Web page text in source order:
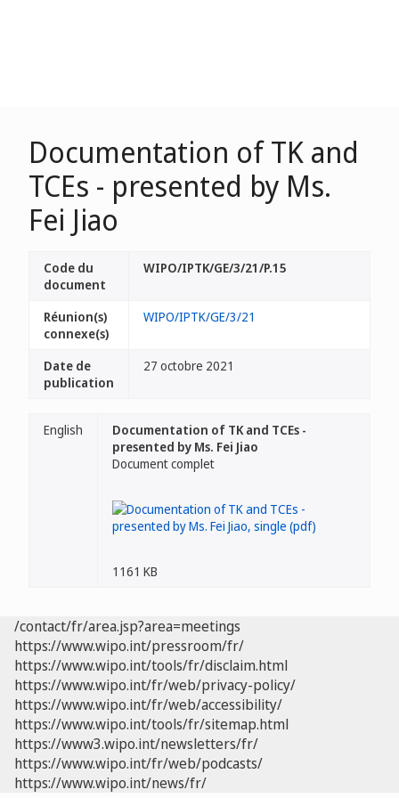
Documentation of TK and
TCEs - presented by Ms.
Fei Jiao
Code du
document
WIPO/IPTK/GE/3/21/P.15
Réunion(s)
connexe(s)
WIPO/IPTK/GE/3/21
Date de
publication
27 octobre 2021
English
Documentation of TK and TCEs -
presented by Ms. Fei Jiao
Document complet
1161 KB
/contact/fr/area.jsp?area=meetings
https://www.wipo.int/pressroom/fr/
https://www.wipo.int/tools/fr/disclaim.html
https://www.wipo.int/fr/web/privacy-policy/
https://www.wipo.int/fr/web/accessibility/
https://www.wipo.int/tools/fr/sitemap.html
https://www3.wipo.int/newsletters/fr/
https://www.wipo.int/fr/web/podcasts/
https://www.wipo.int/news/fr/